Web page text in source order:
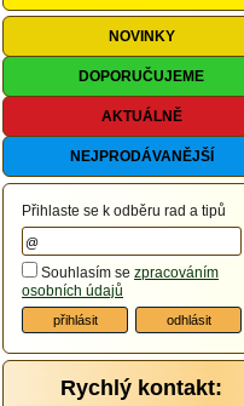
NOVINKY
DOPORUČUJEME
AKTUÁLNĚ
NEJPRODÁVANĚJŠÍ
Přihlaste se k odběru rad a tipů
Souhlasím se zpracováním
osobních údajů
Rychlý kontakt: